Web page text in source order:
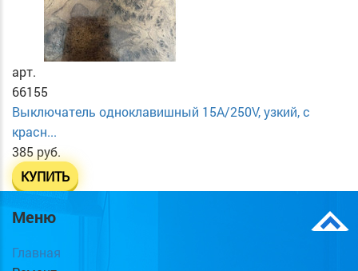
арт.
66155
Выключатель одноклавишный 15А/250V, узкий, с
красн...
385 руб.
КУПИТЬ
Меню
Главная